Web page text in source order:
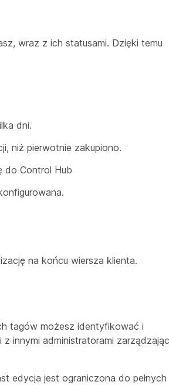
wraz z ich statusami. Dzięki temu
dni.
niż pierwotnie zakupiono.
do Control Hub
na końcu wiersza klienta.
tagów możesz identyfikować i
innymi administratorami
edycja jest ograniczona do pełnych